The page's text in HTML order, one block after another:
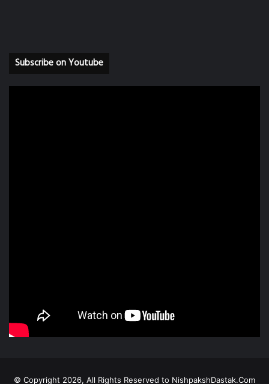
Subscribe on Youtube
© Copyright 2026, All Rights Reserved to NishpakshDastak.Com